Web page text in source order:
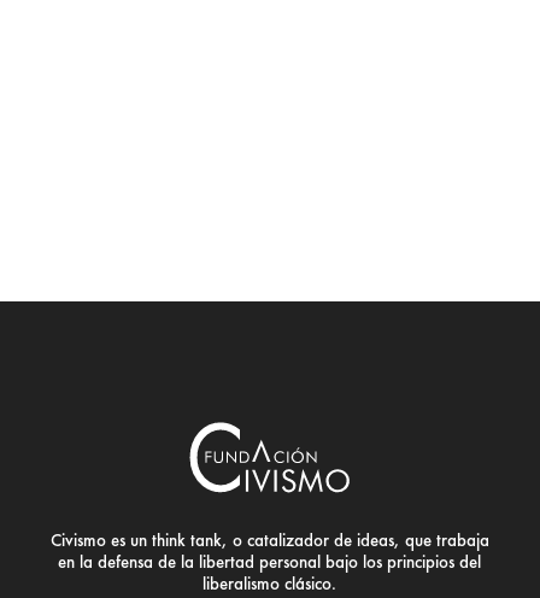
Civismo es un think tank, o catalizador de ideas, que trabaja
en la defensa de la libertad personal bajo los principios del
liberalismo clásico.